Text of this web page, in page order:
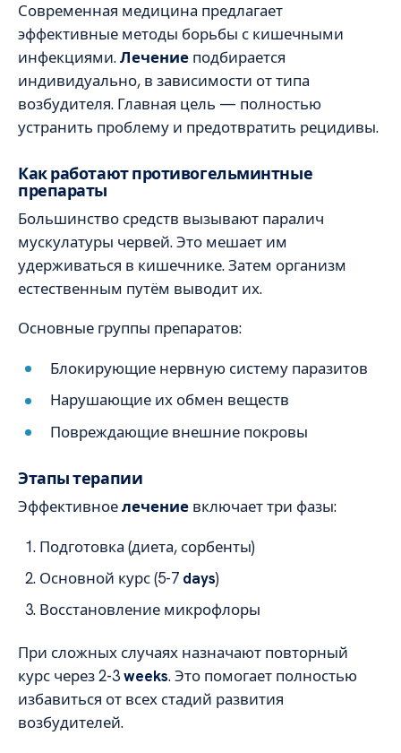
Современная медицина предлагает
эффективные методы борьбы с кишечными
инфекциями.Лечение подбирается
индивидуально, в зависимости от типа
возбудителя. Главная цель — полностью
устранить проблему и предотвратить рецидивы.
Как работают противогельминтные
препараты
Большинство средств вызывают паралич
мускулатуры червей. Это мешает им
удерживаться в кишечнике. Затем организм
естественным путём выводит их.
Основные группы препаратов:
Блокирующие нервную систему паразитов
Нарушающие их обмен веществ
Повреждающие внешние покровы
Этапы терапии
Эффективноелечение включает три фазы:
Подготовка (диета, сорбенты)
Основной курс (5-7 days)
Восстановление микрофлоры
При сложных случаях назначают повторный
курс через 2-3weeks. Это помогает полностью
избавиться от всех стадий развития
возбудителей.